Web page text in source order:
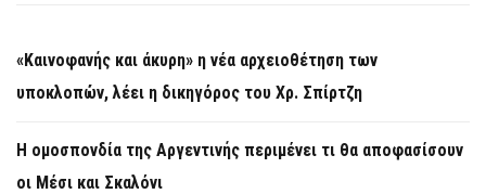
«Καινοφανής και άκυρη» η νέα αρχειοθέτηση των
υποκλοπών, λέει η δικηγόρος του Χρ. Σπίρτζη
Η ομοσπονδία της Αργεντινής περιμένει τι θα αποφασίσουν
οι Μέσι και Σκαλόνι